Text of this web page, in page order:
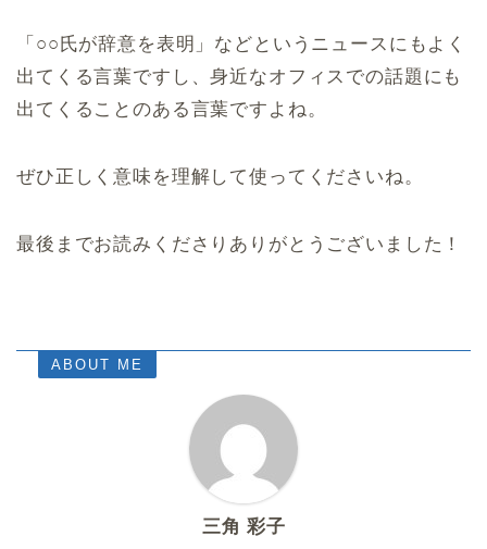
「○○氏が辞意を表明」などというニュースにもよく
出てくる言葉ですし、身近なオフィスでの話題にも
出てくることのある言葉ですよね。
ぜひ正しく意味を理解して使ってくださいね。
最後までお読みくださりありがとうございました！
ABOUT ME
三角 彩子